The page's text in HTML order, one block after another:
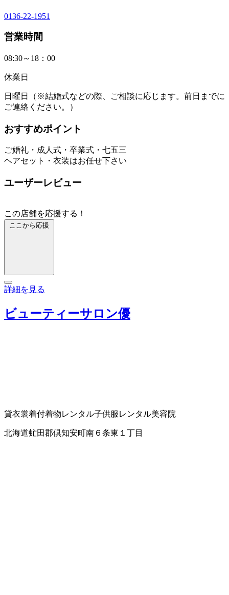
0136-22-1951
営業時間
08:30～18：00
休業日
日曜日（※結婚式などの際、ご相談に応じます。前日までに
ご連絡ください。）
おすすめポイント
ご婚礼・成人式・卒業式・七五三
ヘアセット・衣装はお任せ下さい
ユーザーレビュー
この店舗を応援する！
ここから応援
詳細を見る
ビューティーサロン優
貸衣裳着付着物レンタル子供服レンタル美容院
北海道虻田郡倶知安町南６条東１丁目